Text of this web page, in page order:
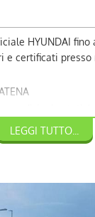
HYUNDAI fino
e certificati presso
4Stagioni
LEGGI TUTTO...